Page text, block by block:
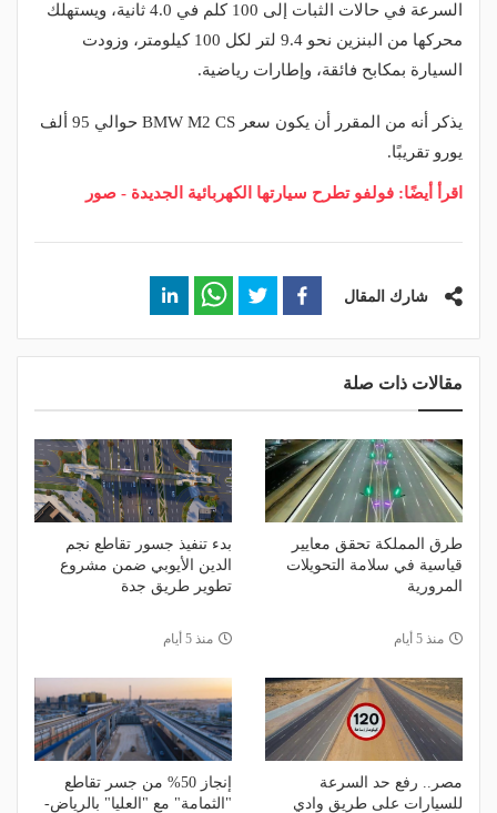
السرعة في حالات الثبات إلى 100 كلم في 4.0 ثانية، ويستهلك
محركها من البنزين نحو 9.4 لتر لكل 100 كيلومتر، وزودت
السيارة بمكابح فائقة، وإطارات رياضية.
يذكر أنه من المقرر أن يكون سعر BMW M2 CS حوالي 95 ألف
يورو تقريبًا.
اقرأ أيضًا: فولفو تطرح سيارتها الكهربائية الجديدة - صور
شارك المقال
مقالات ذات صلة
طرق المملكة تحقق معايير
قياسية في سلامة التحويلات
المرورية
منذ 5 أيام
بدء تنفيذ جسور تقاطع نجم
الدين الأيوبي ضمن مشروع
تطوير طريق جدة
منذ 5 أيام
مصر.. رفع حد السرعة
للسيارات على طريق وادي
إنجاز 50% من جسر تقاطع
"الثمامة" مع "العليا" بالرياض-